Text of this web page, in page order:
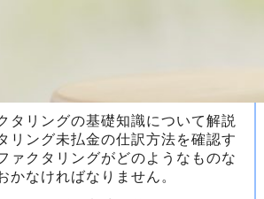
タリングの基礎知識について解説
リング未払金の仕訳方法を確認す
ァクタリングがどのようなものな
かなければなりません。